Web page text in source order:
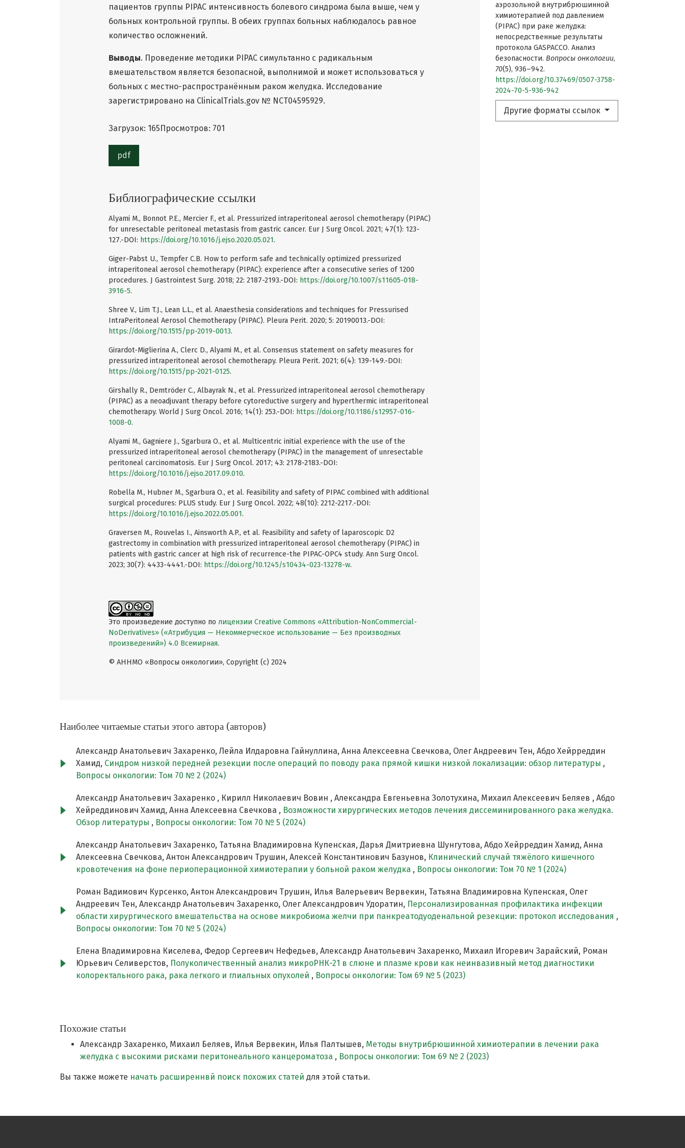
аэрозольной внутрибрюшинной
химиотерапией под давлением
(PIPAC) при раке желудка:
непосредственные результаты
протокола GASPACCO. Анализ
безопасности. Вопросы онкологии,
70(5), 936–942.
https://doi.org/10.37469/0507-3758-
2024-70-5-936-942
Другие форматы ссылок
пациентов группы PIPAC интенсивность болевого синдрома была выше, чем у
больных контрольной группы. В обеих группах больных наблюдалось равное
количество осложнений.
Выводы. Проведение методики PIPAC симультанно с радикальным
вмешательством является безопасной, выполнимой и может использоваться у
больных с местно-распространённым раком желудка. Исследование
зарегистрировано на ClinicalTrials.gov № NCT04595929.
Загрузок: 165Просмотров: 701
pdf
Библиографические ссылки
Alyami M., Bonnot P.E., Mercier F., et al. Pressurized intraperitoneal aerosol chemotherapy (PIPAC)
for unresectable peritoneal metastasis from gastric cancer. Eur J Surg Oncol. 2021; 47(1): 123-
127.-DOI: https://doi.org/10.1016/j.ejso.2020.05.021.
Giger-Pabst U., Tempfer C.B. How to perform safe and technically optimized pressurized
intraperitoneal aerosol chemotherapy (PIPAC): experience after a consecutive series of 1200
procedures. J Gastrointest Surg. 2018; 22: 2187-2193.-DOI: https://doi.org/10.1007/s11605-018-
3916-5.
Shree V., Lim T.J., Lean L.L., et al. Anaesthesia considerations and techniques for Pressurised
IntraPeritoneal Aerosol Chemotherapy (PIPAC). Pleura Perit. 2020; 5: 20190013.-DOI:
https://doi.org/10.1515/pp-2019-0013.
Girardot-Miglierina A., Clerc D., Alyami M., et al. Consensus statement on safety measures for
pressurized intraperitoneal aerosol chemotherapy. Pleura Perit. 2021; 6(4): 139-149.-DOI:
https://doi.org/10.1515/pp-2021-0125.
Girshally R., Demtröder C., Albayrak N., et al. Pressurized intraperitoneal aerosol chemotherapy
(PIPAC) as a neoadjuvant therapy before cytoreductive surgery and hyperthermic intraperitoneal
chemotherapy. World J Surg Oncol. 2016; 14(1): 253.-DOI: https://doi.org/10.1186/s12957-016-
1008-0.
Alyami M., Gagniere J., Sgarbura O., et al. Multicentric initial experience with the use of the
pressurized intraperitoneal aerosol chemotherapy (PIPAC) in the management of unresectable
peritoneal carcinomatosis. Eur J Surg Oncol. 2017; 43: 2178-2183.-DOI:
https://doi.org/10.1016/j.ejso.2017.09.010.
Robella M., Hubner M., Sgarbura O., et al. Feasibility and safety of PIPAC combined with additional
surgical procedures: PLUS study. Eur J Surg Oncol. 2022; 48(10): 2212-2217.-DOI:
https://doi.org/10.1016/j.ejso.2022.05.001.
Graversen M., Rouvelas I., Ainsworth A.P., et al. Feasibility and safety of laparoscopic D2
gastrectomy in combination with pressurized intraperitoneal aerosol chemotherapy (PIPAC) in
patients with gastric cancer at high risk of recurrence-the PIPAC-OPC4 study. Ann Surg Oncol.
2023; 30(7): 4433-4441.-DOI: https://doi.org/10.1245/s10434-023-13278-w.
Это произведение доступно по лицензии Creative Commons «Attribution-NonCommercial-
NoDerivatives» («Атрибуция — Некоммерческое использование — Без производных
произведений») 4.0 Всемирная.
© АННМО «Вопросы онкологии», Copyright (c) 2024
Наиболее читаемые статьи этого автора (авторов)
Александр Анатольевич Захаренко, Лейла Илдаровна Гайнуллина, Анна Алексеевна Свечкова, Олег Андреевич Тен, Абдо Хейрреддин
Хамид, Синдром низкой передней резекции после операций по поводу рака прямой кишки низкой локализации: обзор литературы ,
Вопросы онкологии: Том 70 № 2 (2024)
Александр Анатольевич Захаренко , Кирилл Николаевич Вовин , Александра Евгеньевна Золотухина, Михаил Алексеевич Беляев , Абдо
Хейреддинович Хамид, Анна Алексеевна Свечкова , Возможности хирургических методов лечения диссеминированного рака желудка.
Обзор литературы , Вопросы онкологии: Том 70 № 5 (2024)
Александр Анатольевич Захаренко, Татьяна Владимировна Купенская, Дарья Дмитриевна Шунгутова, Абдо Хейрреддин Хамид, Анна
Алексеевна Свечкова, Антон Александрович Трушин, Алексей Константинович Базунов, Клинический случай тяжёлого кишечного
кровотечения на фоне периоперационной химиотерапии у больной раком желудка , Вопросы онкологии: Том 70 № 1 (2024)
Роман Вадимович Курсенко, Антон Александрович Трушин, Илья Валерьевич Вервекин, Татьяна Владимировна Купенская, Олег
Андреевич Тен, Александр Анатольевич Захаренко, Олег Александрович Удоратин, Персонализированная профилактика инфекции
области хирургического вмешательства на основе микробиома желчи при панкреатодуоденальной резекции: протокол исследования ,
Вопросы онкологии: Том 70 № 5 (2024)
Елена Владимировна Киселева, Федор Сергеевич Нефедьев, Александр Анатольевич Захаренко, Михаил Игоревич Зарайский, Роман
Юрьевич Селиверстов, Полуколичественный анализ микроРНК-21 в слюне и плазме крови как неинвазивный метод диагностики
колоректального рака, рака легкого и глиальных опухолей , Вопросы онкологии: Том 69 № 5 (2023)
Похожие статьи
Александр Захаренко, Михаил Беляев, Илья Вервекин, Илья Палтышев, Методы внутрибрюшинной химиотерапии в лечении рака
желудка с высокими рисками перитонеального канцероматоза , Вопросы онкологии: Том 69 № 2 (2023)
Вы также можете начать расширеннвй поиск похожих статей для этой статьи.